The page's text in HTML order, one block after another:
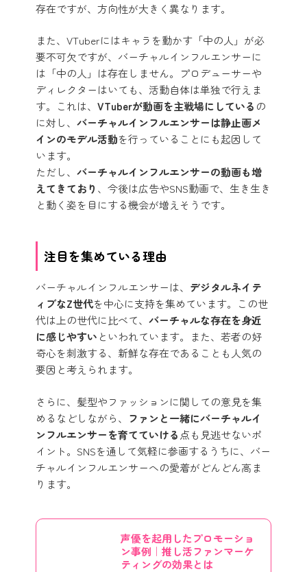
存在ですが、方向性が大きく異なります。
また、VTuberにはキャラを動かす「中の人」が必
要不可欠ですが、バーチャルインフルエンサーに
は「中の人」は存在しません。プロデューサーや
ディレクターはいても、活動自体は単独で行えま
す。これは、 VTuberが動画を主戦場にしている の
に対し、 バーチャルインフルエンサーは静止画メ
インのモデル活動を行っていることにも起因して
います。
ただし、 バーチャルインフルエンサーの動画も増
えてきており 、今後は広告やSNS動画で、生き生き
と動く姿を目にする機会が増えそうです。
注目を集めている理由
バーチャルインフルエンサーは、 デジタルネイテ
ィブなZ世代を中心に支持を集めています。この世
代は上の世代に比べて、 バーチャルな存在を身近
に感じやすい といわれています。また、若者の好
奇心を刺激する、新鮮な存在であることも人気の
要因と考えられます。
さらに、髪型やファッションに関しての意見を集
めるなどしながら、
ファンと一緒にバーチャルイ
ンフルエンサーを育てていける 点も見逃せないポ
イント。SNSを通して気軽に参画するうちに、バー
チャルインフルエンサーへの愛着がどんどん高ま
ります。
声優を起用したプロモーショ
ン事例｜推し活ファンマーケ
ティングの効果とは